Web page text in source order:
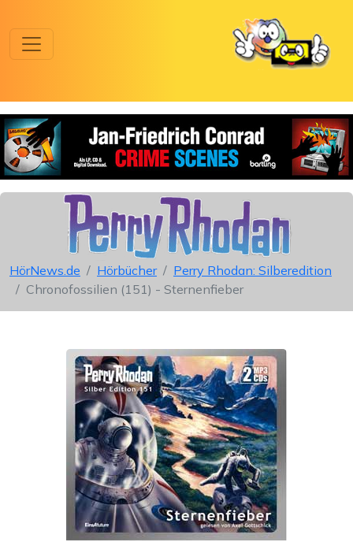
HörNews.de Hörbücher
Perry Rhodan: Silberedition
Chronofossilien (151) - Sternenfieber